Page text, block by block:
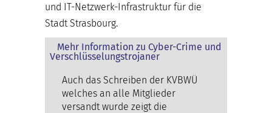
und IT-Netzwerk-Infrastruktur für die
Stadt Strasbourg.
Mehr Information zu Cyber-Crime und
Verschlüsselungstrojaner
Auch das Schreiben der KVBWÜ
welches an alle Mitglieder
versandt wurde zeigt die